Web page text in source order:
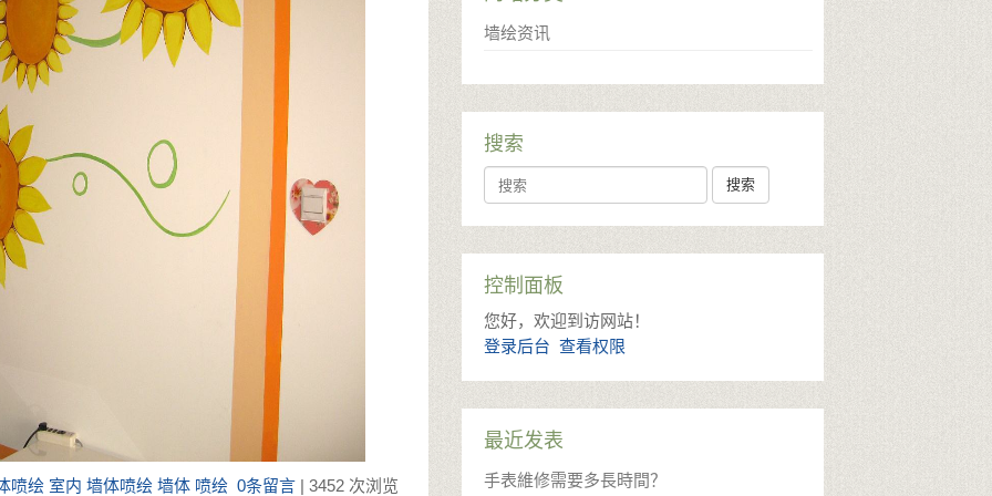
喷绘 室内 墙体喷绘 墙体 喷绘 0条留言 | 3452 次浏览
墙绘资讯
搜索
search
控制面板
您好，欢迎到访网站！
登录后台 查看权限
最近发表
手表維修需要多長時間？